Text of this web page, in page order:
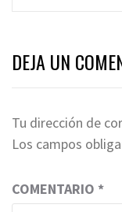
DEJA UN
Tu dirección de
Los campos
COMENTARIO *